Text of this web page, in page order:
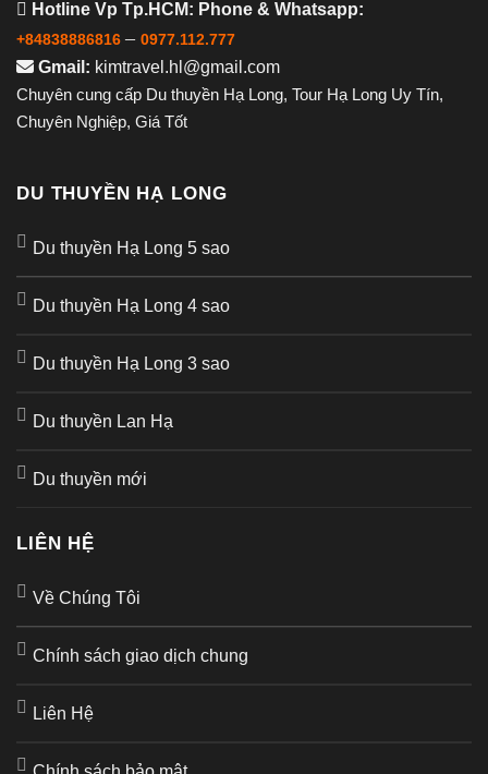
Hotline Vp Tp.HCM: Phone & Whatsapp:
+84838886816 – 0977.112.777
Gmail: kimtravel.hl@gmail.com
Chuyên cung cấp Du thuyền Hạ Long, Tour Hạ Long Uy Tín,
Chuyên Nghiệp, Giá Tốt
DU THUYỀN HẠ LONG
Du thuyền Hạ Long 5 sao
Du thuyền Hạ Long 4 sao
Du thuyền Hạ Long 3 sao
Du thuyền Lan Hạ
Du thuyền mới
LIÊN HỆ
Về Chúng Tôi
Chính sách giao dịch chung
Liên Hệ